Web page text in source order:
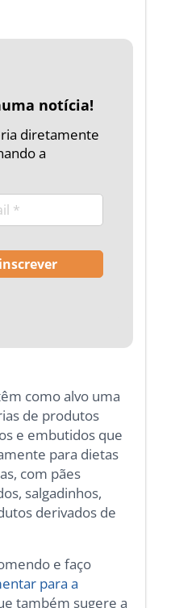
notícia!
diretamente
a
como alvo uma
de produtos
e embutidos que
para dietas
com pães
salgadinhos,
derivados de
e faço
para a
também sugere a